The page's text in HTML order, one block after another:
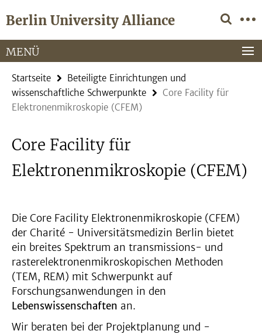
direkt
Inhalt
Berlin University Alliance
Service-
Navigation
MENÜ
Startseite
Beteiligte Einrichtungen und
wissenschaftliche Schwerpunkte
Core Facility für
Elektronenmikroskopie (CFEM)
Core Facility für
Elektronenmikroskopie (CFEM)
Die Core Facility Elektronenmikroskopie (CFEM)
der Charité - Universitätsmedizin Berlin bietet
ein breites Spektrum an transmissions- und
rasterelektronenmikroskopischen Methoden
(TEM, REM) mit Schwerpunkt auf
Forschungsanwendungen in den
Lebenswissenschaften an.
Wir beraten bei der Projektplanung und -